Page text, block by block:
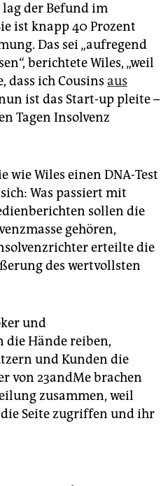
lag der Befund im
ist knapp 40 Prozent
Das sei „aufregend
berichtete Wiles, „weil
dass ich Cousins aus
nun ist das Start-up pleite –
Tagen Insolvenz
wie Wiles einen DNA-Test
Was passiert mit
sollen die
gehören,
erteilte die
des wertvollsten
und
die Hände reiben,
und Kunden die
von 23andMe brachen
zusammen, weil
Seite zugriffen und ihr